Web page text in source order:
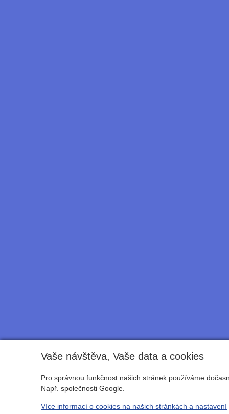
Vaše návštěva, Vaše data a cookies
Pro správnou funkčnost našich stránek používáme
Např. společnosti Google.
Více informací o cookies na našich stránkách a nastavení